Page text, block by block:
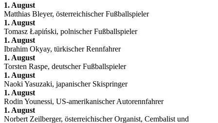
1. August
Matthias Bleyer, österreichischer Fußballspieler
1. August
Tomasz Łapiński, polnischer Fußballspieler
1. August
Ibrahim Okyay, türkischer Rennfahrer
1. August
Torsten Raspe, deutscher Fußballspieler
1. August
Naoki Yasuzaki, japanischer Skispringer
1. August
Rodin Younessi, US-amerikanischer Autorennfahrer
1. August
Norbert Zeilberger, österreichischer Organist, Cembalist und